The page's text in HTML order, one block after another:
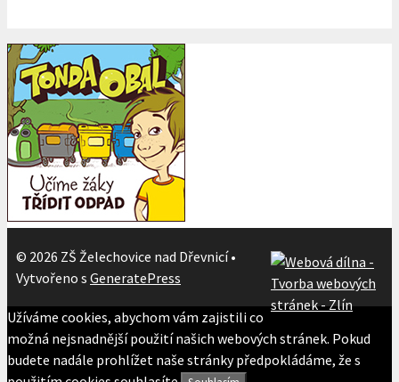
© 2026 ZŠ Želechovice nad Dřevnicí•
Vytvořeno s GeneratePress
Užíváme cookies, abychom vám zajistili co
možná nejsnadnější použití našich webových stránek. Pokud
budete nadále prohlížet naše stránky předpokládáme, že s